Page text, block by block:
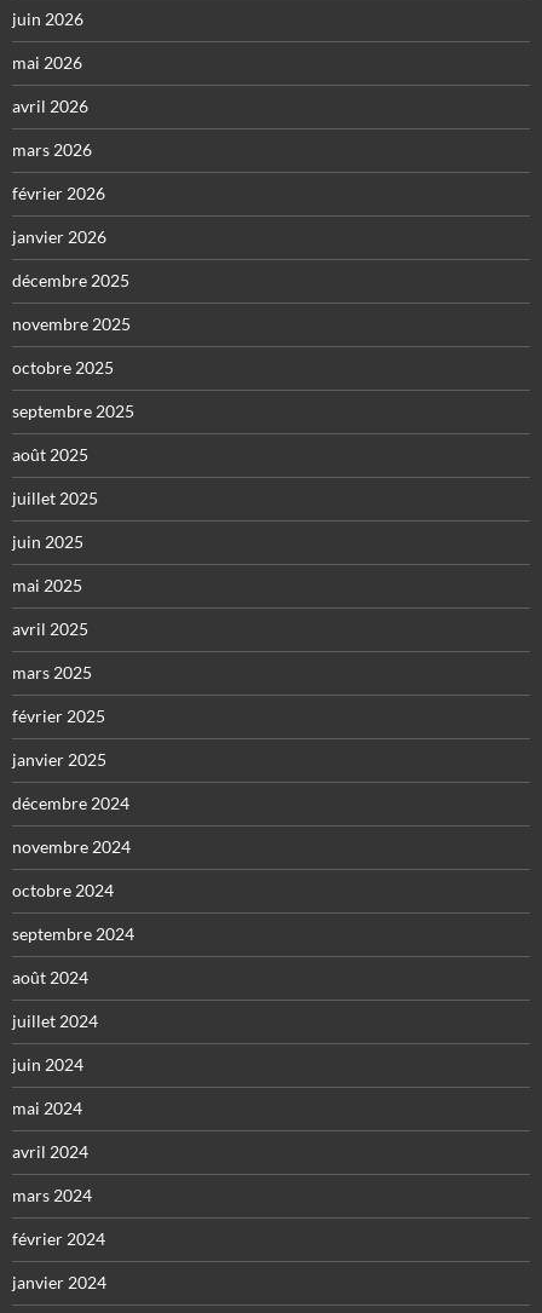
juin 2026
mai 2026
avril 2026
mars 2026
février 2026
janvier 2026
décembre 2025
novembre 2025
octobre 2025
septembre 2025
août 2025
juillet 2025
juin 2025
mai 2025
avril 2025
mars 2025
février 2025
janvier 2025
décembre 2024
novembre 2024
octobre 2024
septembre 2024
août 2024
juillet 2024
juin 2024
mai 2024
avril 2024
mars 2024
février 2024
janvier 2024